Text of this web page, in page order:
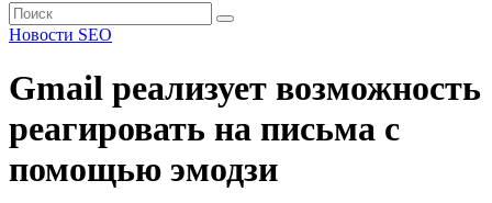
Новости SEO
Gmail реализует возможность
реагировать на письма с
помощью эмодзи